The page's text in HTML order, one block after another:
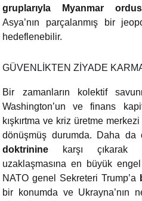
gruplarıyla
Myanmar
Asya’nın parçalanmış bir
hedeflenebilir.
GÜVENLİKTEN ZİYADE
Bir zamanların kolektif
Washington’un ve finans
kışkırtma ve kriz üretme
dönüşmüş durumda. Daha da
doktrinine karşı çıkarak
uzaklaşmasına en büyük
NATO genel Sekreteri Trump’a
bir konumda ve Ukrayna’nın